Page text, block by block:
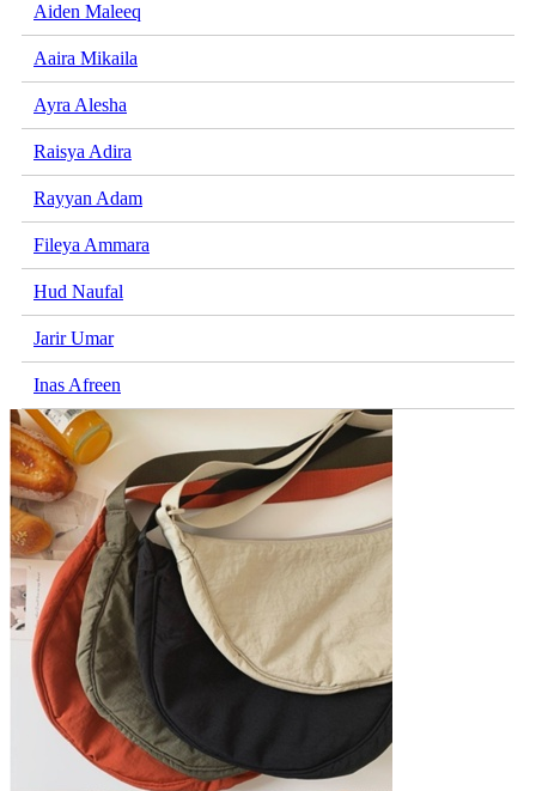
Aiden Maleeq
Aaira Mikaila
Ayra Alesha
Raisya Adira
Rayyan Adam
Fileya Ammara
Hud Naufal
Jarir Umar
Inas Afreen